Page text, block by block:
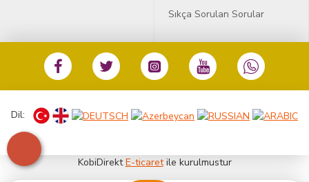
Sıkça Sorulan Sorular
Dil:
KobiDirektE-ticaretile kurulmustur